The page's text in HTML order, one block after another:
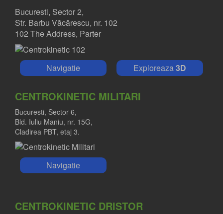
Bucuresti, Sector 2,
Str. Barbu Văcărescu, nr. 102
102 The Address, Parter
Navigatie Exploreaza3D
CENTROKINETIC MILITARI
Bucuresti, Sector 6,
Bld. Iuliu Maniu, nr. 15G,
Cladirea PBT, etaj 3.
Navigatie
CENTROKINETIC DRISTOR